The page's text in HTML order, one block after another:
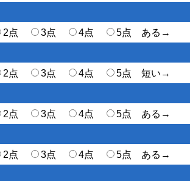
2点 3点 4点
5点 ある→
2点 3点 4点
5点 短い→
2点 3点 4点
5点 ある→
2点 3点 4点
5点 ある→